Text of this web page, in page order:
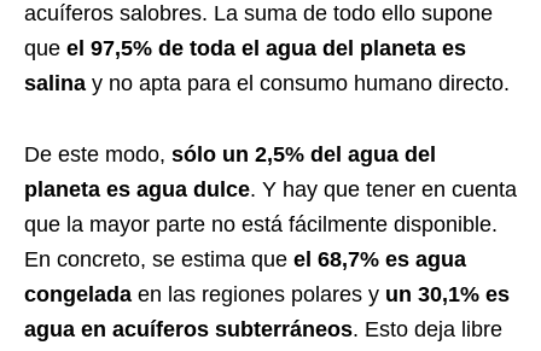
acuíferos salobres. La suma de todo ello supone
que el 97,5% de toda el agua del planeta es
salina y no apta para el consumo humano directo.
De este modo, sólo un 2,5% del agua del
planeta es agua dulce. Y hay que tener en cuenta
que la mayor parte no está fácilmente disponible.
En concreto, se estima que el 68,7% es agua
congelada en las regiones polares y un 30,1% es
agua en acuíferos subterráneos. Esto deja libre